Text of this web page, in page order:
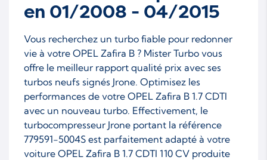
en 01/2008 - 04/2015
Vous recherchez un turbo fiable pour redonner
vie à votre OPEL Zafira B ? Mister Turbo vous
offre le meilleur rapport qualité prix avec ses
turbos neufs signés Jrone. Optimisez les
performances de votre OPEL Zafira B 1.7 CDTI
avec un nouveau turbo. Effectivement, le
turbocompresseur Jrone portant la référence
779591-5004S est parfaitement adapté à votre
voiture OPEL Zafira B 1.7 CDTI 110 CV produite